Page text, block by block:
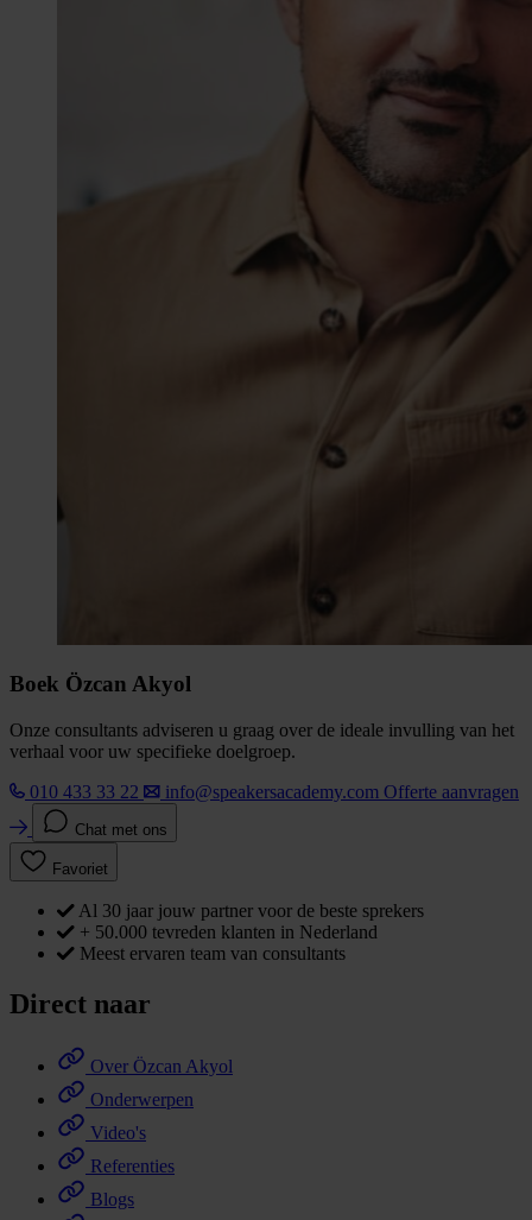
Boek Özcan Akyol
Onze consultants adviseren u graag over de ideale invulling van het
verhaal voor uw specifieke doelgroep.
010 433 33 22
info@speakersacademy.com Offerte aanvragen
Chat met ons
Favoriet
Al 30 jaar jouw partner voor de beste sprekers
+ 50.000 tevreden klanten in Nederland
Meest ervaren team van consultants
Direct naar
Over Özcan Akyol
Onderwerpen
Video's
Referenties
Blogs